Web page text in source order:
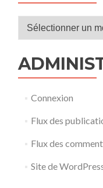
Nos
Connexion
Flux des
Flux des
Site de